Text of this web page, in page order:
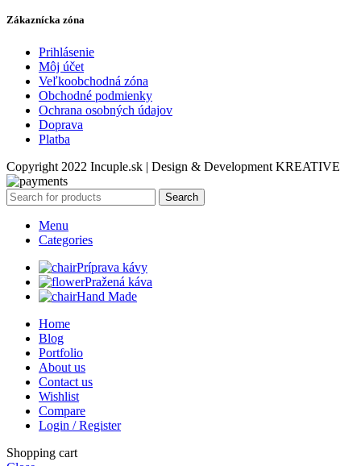
Zákaznícka zóna
Prihlásenie
Môj účet
Veľkoobchodná zóna
Obchodné podmienky
Ochrana osobných údajov
Doprava
Platba
Copyright 2022 Incuple.sk | Design & Development KREATIVE
Search
Menu
Categories
Príprava kávy
Pražená káva
Hand Made
Home
Blog
Portfolio
About us
Contact us
Wishlist
Compare
Login / Register
Shopping cart